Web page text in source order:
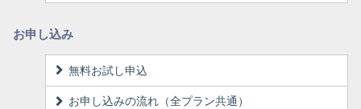
お申し込み
無料お試し申込
お申し込みの流れ（全プラン共通）